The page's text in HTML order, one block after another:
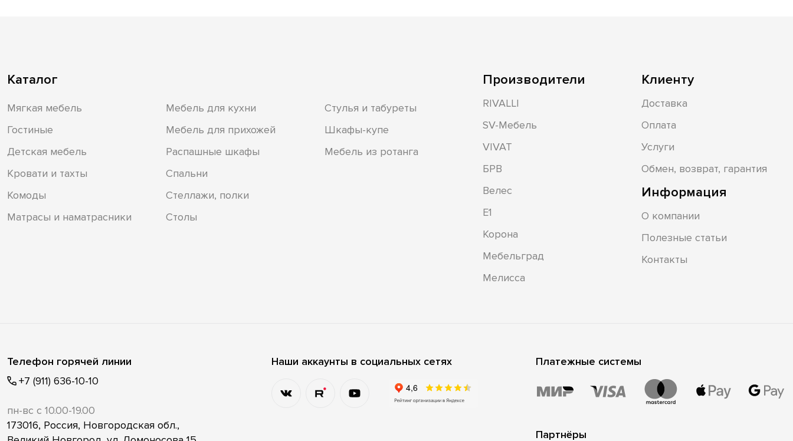
Каталог
Мягкая мебель
Гостиные
Детская мебель
Кровати и тахты
Комоды
Матрасы и наматрасники
Мебель для кухни
Мебель для прихожей
Распашные шкафы
Спальни
Стеллажи, полки
Столы
Стулья и табуреты
Шкафы-купе
Мебель из ротанга
Производители
RIVALLI
SV-Мебель
VIVAT
БРВ
Велес
Е1
Корона
Мебельград
Мелисса
Клиенту
Доставка
Оплата
Услуги
Обмен, возврат, гарантия
Информация
О компании
Полезные статьи
Контакты
Телефон горячей линии
+7 (911) 636-10-10
пн-вс с 10.00-19.00
173016, Россия, Новгородская обл.,
Наши аккаунты в социальных сетях Платежные системы
Партнёры